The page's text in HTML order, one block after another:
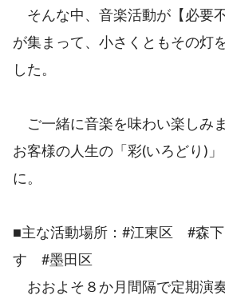
そんな中、音楽活動が【必要
が集まって、小さくともその灯
した。
ご一緒に音楽を味わい楽しみ
お客様の人生の「彩(いろどり)
に。
■主な活動場所：#江東区 #森
す #墨田区
おおよそ８か月間隔で定期演